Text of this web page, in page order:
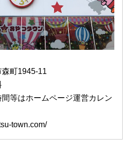
町1945-11
等はホームページ運営カレン
town.com/